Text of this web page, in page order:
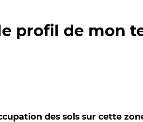
profil de mon
des sols sur cette